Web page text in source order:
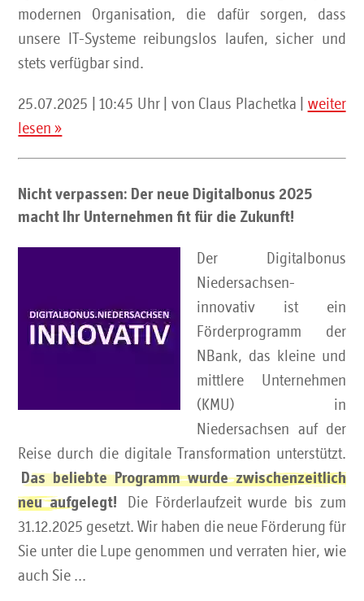
modernen Organisation, die dafür sorgen, dass
unsere IT-Systeme reibungslos laufen, sicher und
stets verfügbar sind.
25.07.2025 | 10:45 Uhr | von Claus Plachetka | weiter
lesen »
Nicht verpassen: Der neue Digitalbonus 2025
macht Ihr Unternehmen fit für die Zukunft!
Der Digitalbonus
Niedersachsen-
innovativ ist ein
Förderprogramm der
NBank, das kleine und
mittlere Unternehmen
(KMU) in
Niedersachsen auf der
Reise durch die digitale Transformation unterstützt.
Das beliebte Programm wurde zwischenzeitlich
neu aufgelegt!
Die Förderlaufzeit wurde bis zum
31.12.2025 gesetzt. Wir haben die neue Förderung für
Sie unter die Lupe genommen und verraten hier, wie
auch Sie ...